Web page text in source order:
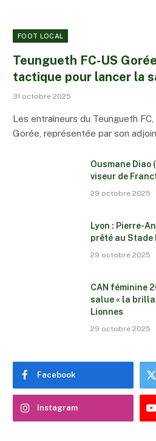
FOOT LOCAL
Teungueth FC-US
tactique pour lancer la
31 octobre 2025
Les entraîneurs du Teungueth
Gorée, représentée par son
Ousmane
viseur de
29 octobre 2025
Lyon : Pierre-
prêté au Stade
29 octobre 2025
CAN féminine
salue « la
Lionnes
29 octobre 2025
Facebook
Instagram